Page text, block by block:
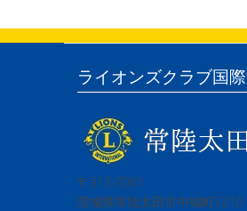
ライオンズクラブ国
〒313-0061
茨城県常陸太田市中城町3210